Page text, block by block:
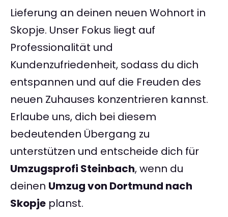
Lieferung an deinen neuen Wohnort in
Skopje. Unser Fokus liegt auf
Professionalität und
Kundenzufriedenheit, sodass du dich
entspannen und auf die Freuden des
neuen Zuhauses konzentrieren kannst.
Erlaube uns, dich bei diesem
bedeutenden Übergang zu
unterstützen und entscheide dich für
Umzugsprofi Steinbach, wenn du
deinen Umzug von Dortmund nach
Skopje planst.